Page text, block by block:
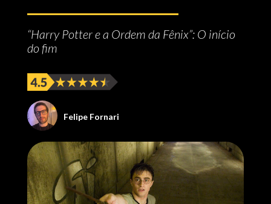
“Harry Potter e a Ordem da Fênix”: O início
do fim
Felipe Fornari